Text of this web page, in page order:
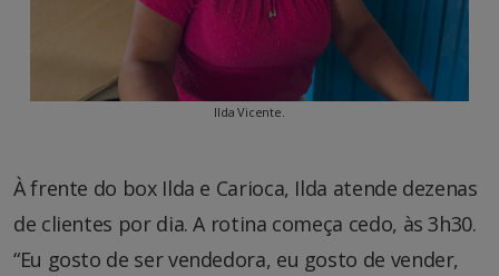
Ilda Vicente.
À frente do box Ilda e Carioca, Ilda atende dezenas
de clientes por dia. A rotina começa cedo, às 3h30.
“Eu gosto de ser vendedora, eu gosto de vender,